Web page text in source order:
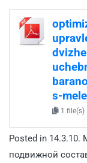
s-
1 file(s)
Posted in 14.3.10.
подвижной